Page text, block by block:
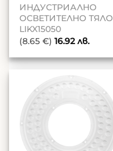
ИНДУСТРИАЛНО
ОСВЕТИТЕЛНО ТЯЛО
LIKX15050
(8.65 €) 16.92лв.